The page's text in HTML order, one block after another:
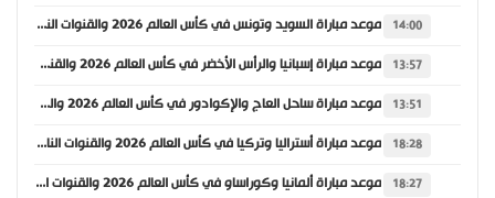
14:00 موعد مباراة السويد وتونس في كأس العالم 2026 والقنوات الناقلة
13:57 موعد مباراة إسبانيا والرأس الأخضر في كأس العالم 2026 والقنوات الناقلة
13:51 موعد مباراة ساحل العاج والإكوادور في كأس العالم 2026 والقنوات الناقلة
18:28 موعد مباراة أستراليا وتركيا في كأس العالم 2026 والقنوات الناقلة
18:27 موعد مباراة ألمانيا وكوراساو في كأس العالم 2026 والقنوات الناقلة